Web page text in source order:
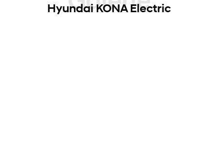
Galerie
Hyundai KONA Electric